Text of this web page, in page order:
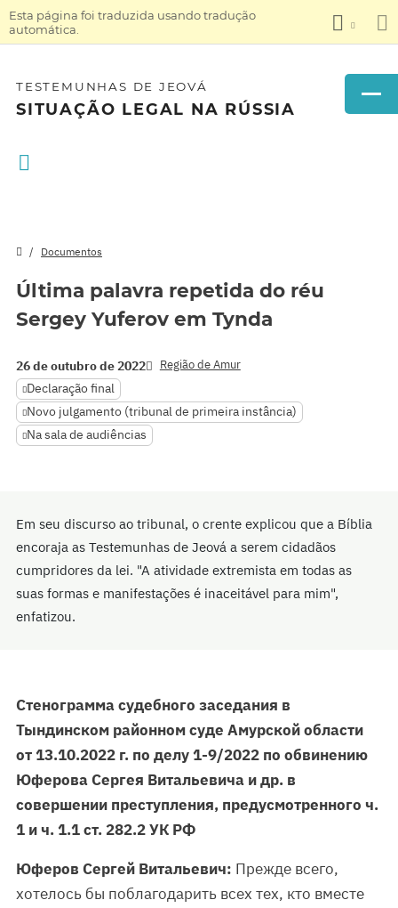
Esta página foi traduzida usando tradução
automática.
TESTEMUNHAS DE JEOVÁ
SITUAÇÃO LEGAL NA RÚSSIA
Documentos
Última palavra repetida do réu
Sergey Yuferov em Tynda
26 de outubro de 2022 Região de Amur
Declaração final
Novo julgamento (tribunal de primeira instância)
Na sala de audiências
Em seu discurso ao tribunal, o crente explicou que a Bíblia
encoraja as Testemunhas de Jeová a serem cidadãos
cumpridores da lei. "A atividade extremista em todas as
suas formas e manifestações é inaceitável para mim",
enfatizou.
Стенограмма судебного заседания в
Тындинском районном суде Амурской области
от 13.10.2022 г. по делу 1-9/2022 по обвинению
Юферова Сергея Витальевича и др. в
совершении преступления, предусмотренного ч.
1 и ч. 1.1 ст. 282.2 УК РФ
Юферов Сергей Витальевич: Прежде всего,
хотелось бы поблагодарить всех тех, кто вместе